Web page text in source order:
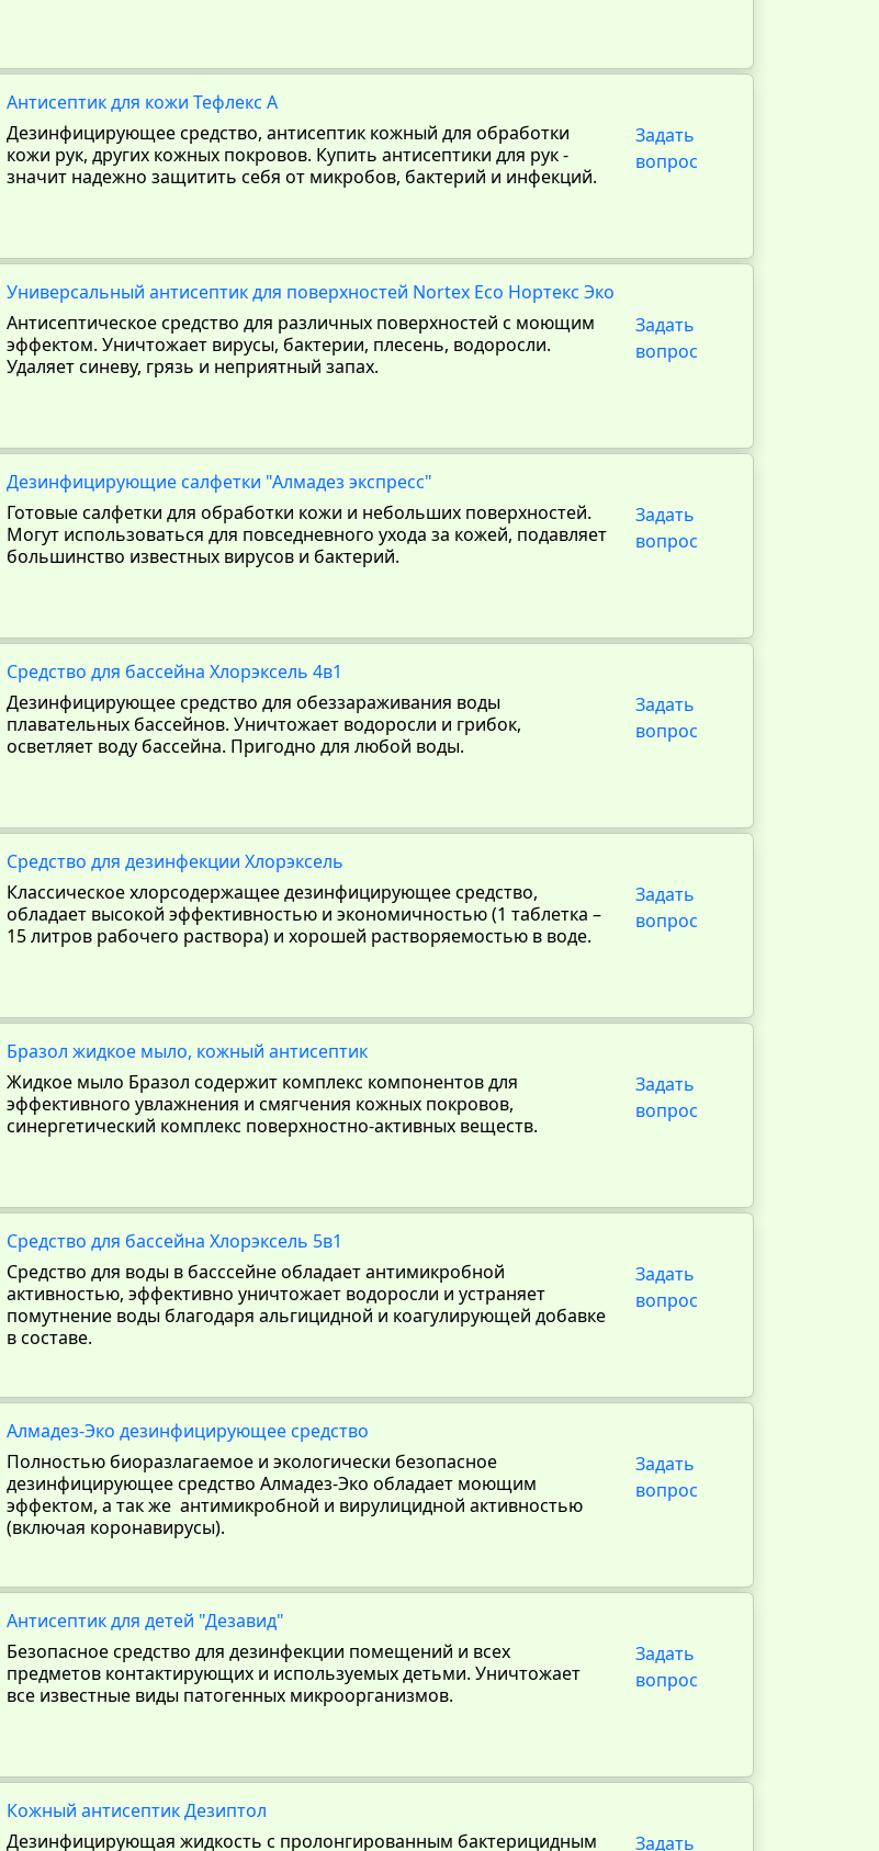
Антисептик для кожи Тефлекс А
Дезинфицирующее средство, антисептик кожный для обработки
кожи рук, других кожных покровов. Купить антисептики для рук -
значит надежно защитить себя от микробов, бактерий и инфекций.
Задать
вопрос
Универсальный антисептик для поверхностей Nortex Eco Нортекс Эко
Антисептическое средство для различных поверхностей с моющим
эффектом. Уничтожает вирусы, бактерии, плесень, водоросли.
Удаляет синеву, грязь и неприятный запах.
Задать
вопрос
Дезинфицирующие салфетки "Алмадез экспресс"
Готовые салфетки для обработки кожи и небольших поверхностей.
Могут использоваться для повседневного ухода за кожей, подавляет
большинство известных вирусов и бактерий.
Задать
вопрос
Средство для бассейна Хлорэксель 4в1
Дезинфицирующее средство для обеззараживания воды
плавательных бассейнов. Уничтожает водоросли и грибок,
осветляет воду бассейна. Пригодно для любой воды.
Задать
вопрос
Средство для дезинфекции Хлорэксель
Классическое хлорсодержащее дезинфицирующее средство,
обладает высокой эффективностью и экономичностью (1 таблетка –
15 литров рабочего раствора) и хорошей растворяемостью в воде.
Задать
вопрос
Бразол жидкое мыло, кожный антисептик
Жидкое мыло Бразол содержит комплекс компонентов для
эффективного увлажнения и смягчения кожных покровов,
синергетический комплекс поверхностно-активных веществ.
Задать
вопрос
Средство для бассейна Хлорэксель 5в1
Средство для воды в басссейне обладает антимикробной
активностью, эффективно уничтожает водоросли и устраняет
помутнение воды благодаря альгицидной и коагулирующей добавке
в составе.
Задать
вопрос
Алмадез-Эко дезинфицирующее средство
Полностью биоразлагаемое и экологически безопасное
дезинфицирующее средство Алмадез-Эко обладает моющим
эффектом, а так же антимикробной и вирулицидной активностью
(включая коронавирусы).
Задать
вопрос
Антисептик для детей "Дезавид"
Безопасное средство для дезинфекции помещений и всех
предметов контактирующих и используемых детьми. Уничтожает
все известные виды патогенных микроорганизмов.
Задать
вопрос
Кожный антисептик Дезиптол
Дезинфицирующая жидкость с пролонгированным бактерицидным
Задать